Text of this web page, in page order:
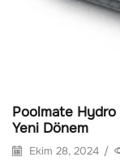
Poolmate
Yeni Dönem
Ekim 28, 2024 /